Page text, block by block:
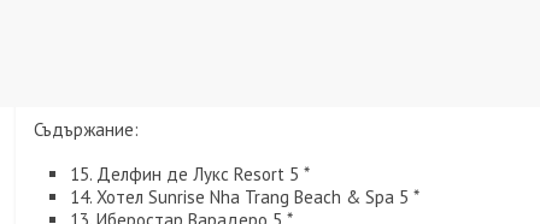
Съдържание:
15. Делфин де Лукс Resort 5 *
14. Хотел Sunrise Nha Trang Beach & Spa 5 *